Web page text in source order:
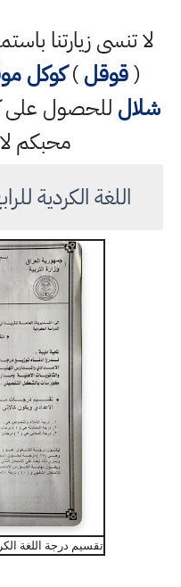
لا تنسى زيارتنا
(قوقل)كوكل
شلال للحصول على
محبكم
اللغة الكردية
تقسيم درجة اللغة